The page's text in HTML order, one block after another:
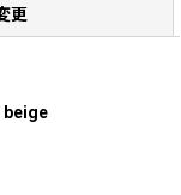
更
beige